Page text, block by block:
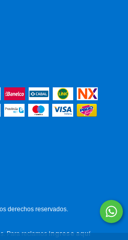
derechos reservados.
Para reclamos ingrese aquí